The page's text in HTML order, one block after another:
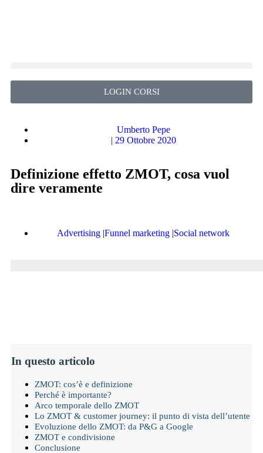
LOGIN CORSI
Umberto Pepe
| 29 Ottobre 2020
Definizione effetto ZMOT, cosa vuol
dire veramente
Advertising |Funnel marketing |Social network
In questo articolo
ZMOT: cos’è e definizione
Perché è importante?
Arco temporale dello ZMOT
Lo ZMOT & customer journey: il punto di vista dell’utente
Evoluzione dello ZMOT: da P&G a Google
ZMOT e condivisione
Conclusione